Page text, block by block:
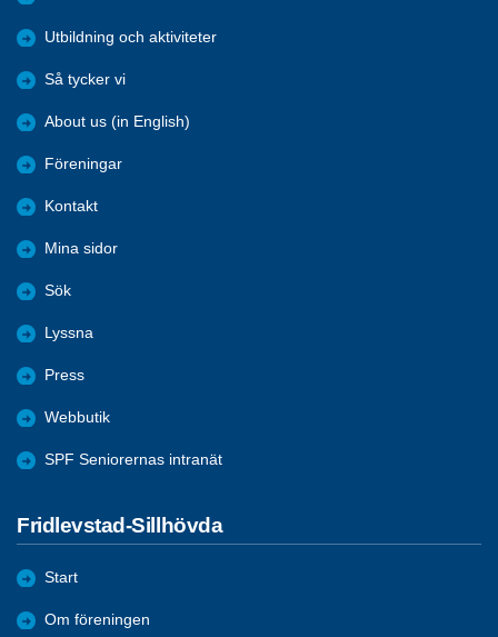
Utbildning och aktiviteter
Så tycker vi
About us (in English)
Föreningar
Kontakt
Mina sidor
Sök
Lyssna
Press
Webbutik
SPF Seniorernas intranät
Fridlevstad-Sillhövda
Start
Om föreningen